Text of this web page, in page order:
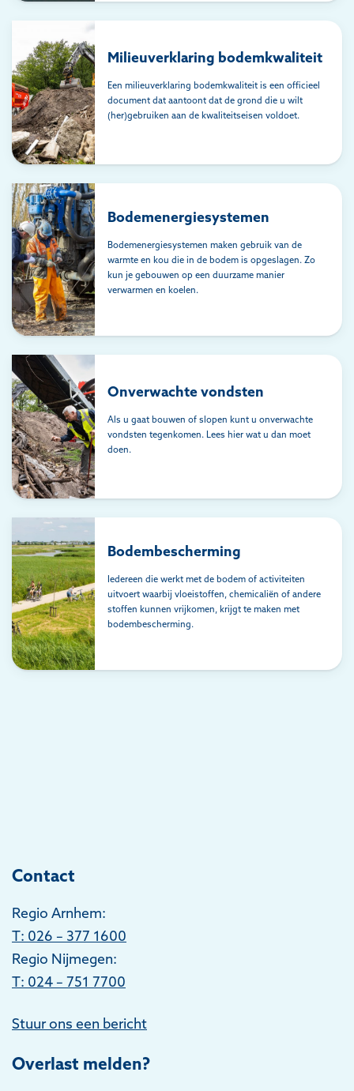
Milieuverklaring bodemkwaliteit
Een milieuverklaring bodemkwaliteit is een officieel
document dat aantoont dat de grond die u wilt
(her)gebruiken aan de kwaliteitseisen voldoet.
Bodemenergiesystemen
Bodemenergiesystemen maken gebruik van de
warmte en kou die in de bodem is opgeslagen. Zo
kun je gebouwen op een duurzame manier
verwarmen en koelen.
Onverwachte vondsten
Als u gaat bouwen of slopen kunt u onverwachte
vondsten tegenkomen. Lees hier wat u dan moet
doen.
Bodembescherming
Iedereen die werkt met de bodem of activiteiten
uitvoert waarbij vloeistoffen, chemicaliën of andere
stoffen kunnen vrijkomen, krijgt te maken met
bodembescherming.
Contact
Regio Arnhem:
T: 026 – 377 1600
Regio Nijmegen:
T: 024 – 751 7700
Stuur ons een bericht
Overlast melden?